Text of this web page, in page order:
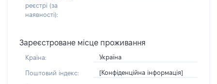
реєстрі (за
наявності):
Зареєстроване місце проживання
Країна: Україна
Поштовий індекс: [Конфіденційна інформація]